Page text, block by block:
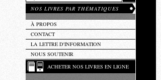
NOS LIVRES PAR THÉMATIQUES
À PROPOS
CONTACT
LA LETTRE D'INFORMATION
NOUS SOUTENIR
ACHETER NOS LIVRES EN LIGNE